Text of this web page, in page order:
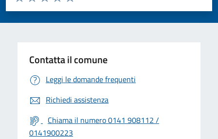
Valuta 5 stelle su 5
Valuta 4 stelle su 5
Valuta 3 stelle su 5
Valuta 2 stelle su 5
Valuta 1 stelle su 5
Contatta il comune
Leggi le domande frequenti
Richiedi assistenza
Chiama il numero 0141 908112 /
0141900223